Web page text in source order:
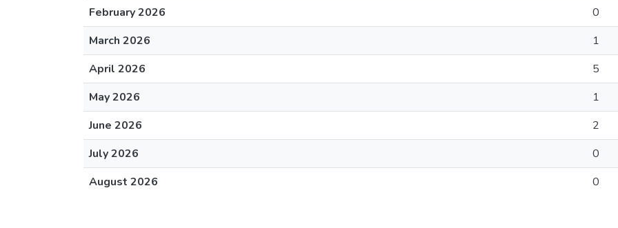
February 2026
0
March 2026
1
April 2026
5
May 2026
1
June 2026
2
July 2026
0
August 2026
0